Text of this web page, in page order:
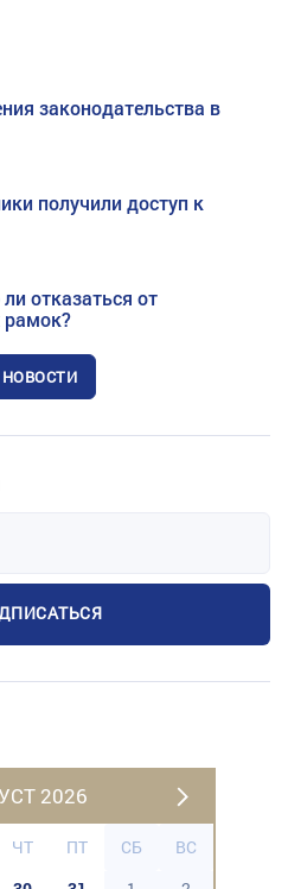
законодательства в
получили доступ к
отказаться от
рамок?
НОВОСТИ
2026
ЧТ ПТ СБ
ВС